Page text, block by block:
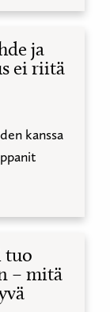
ja
ei riitä
kanssa
tuo
– mitä